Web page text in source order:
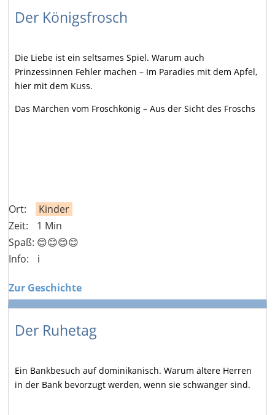
Der Königsfrosch
Die Liebe ist ein seltsames Spiel. Warum auch
Prinzessinnen Fehler machen – Im Paradies mit dem Apfel,
hier mit dem Kuss.
Das Märchen vom Froschkönig – Aus der Sicht des Froschs
Ort:
Kinder
Zeit:
1 Min
Spaß: 😊😊😊😊
Info:
ℹ️
Zur Geschichte
Der Ruhetag
Ein Bankbesuch auf dominikanisch. Warum ältere Herren
in der Bank bevorzugt werden, wenn sie schwanger sind.